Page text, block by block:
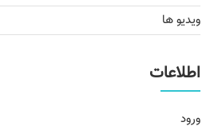
ویدیو ها
اطلاعات
ورود